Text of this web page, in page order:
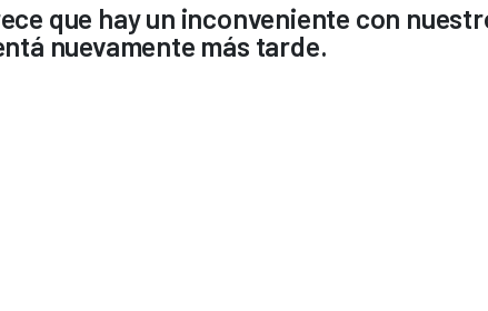
que hay un inconveniente con
nuevamente más tarde.